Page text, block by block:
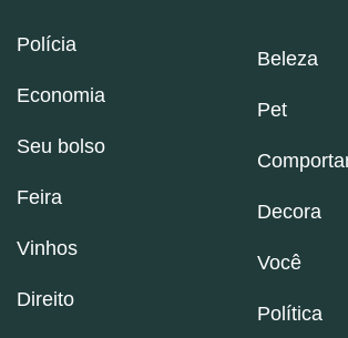
Polícia
Economia
Seu bolso
Feira
Vinhos
Direito
Beleza
Pet
Decora
Você
Política